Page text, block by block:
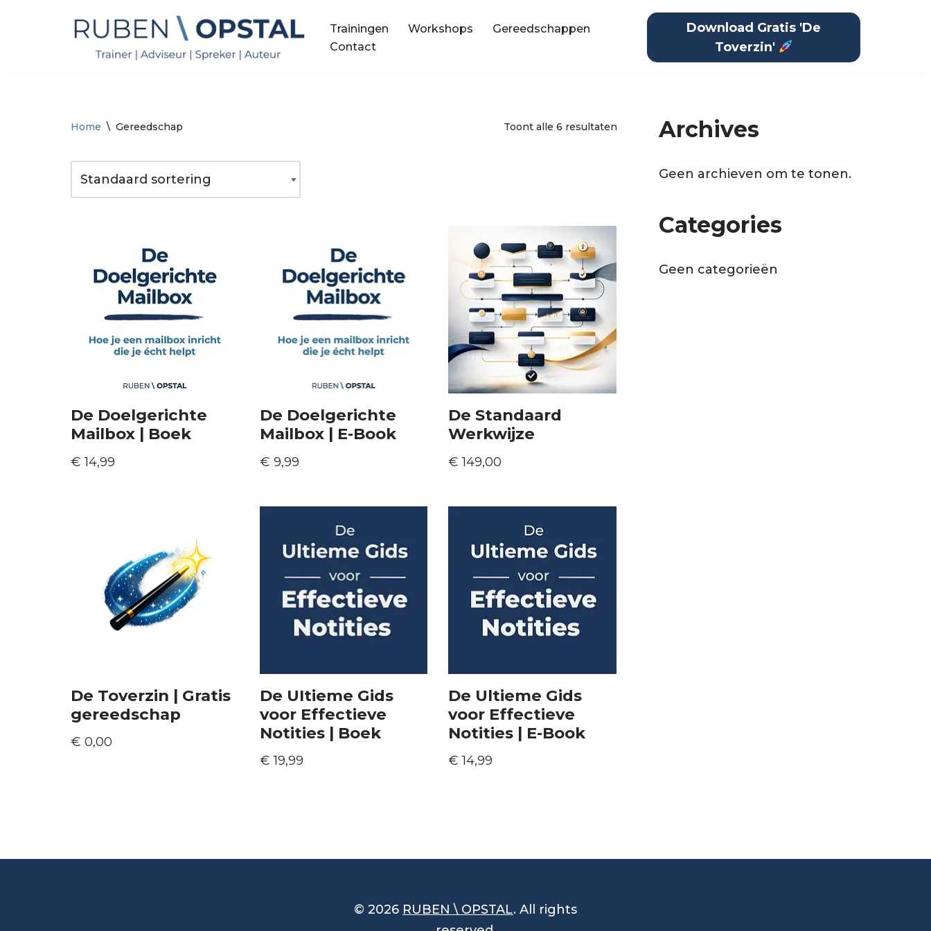
Trainingen Workshops
Gereedschappen
Contact
Download Gratis 'De
Toverzin'
Home \ Gereedschap Toont alle 6 resultaten
De Doelgerichte
Mailbox | Boek
€ 14,99
De Doelgerichte
Mailbox | E-Book
€ 9,99
De Standaard
Werkwijze
€ 149,00
De Toverzin | Gratis
gereedschap
€ 0,00
De UItieme Gids
voor Effectieve
Notities | Boek
€ 19,99
De Ultieme Gids
voor Effectieve
Notities | E-Book
€ 14,99
Archives
Geen archieven om te tonen.
Categories
Geen categorieën
© 2026 RUBEN \ OPSTAL. All rights